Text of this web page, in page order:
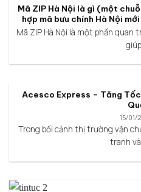
Mã ZIP Hà Nội là gì (một
hợp mã bưu chính Hà Nội
Mã ZIP Hà Nội là một phần
Acesco Express – Tăng
15/01/
Trong bối cảnh thị trường vận
tranh